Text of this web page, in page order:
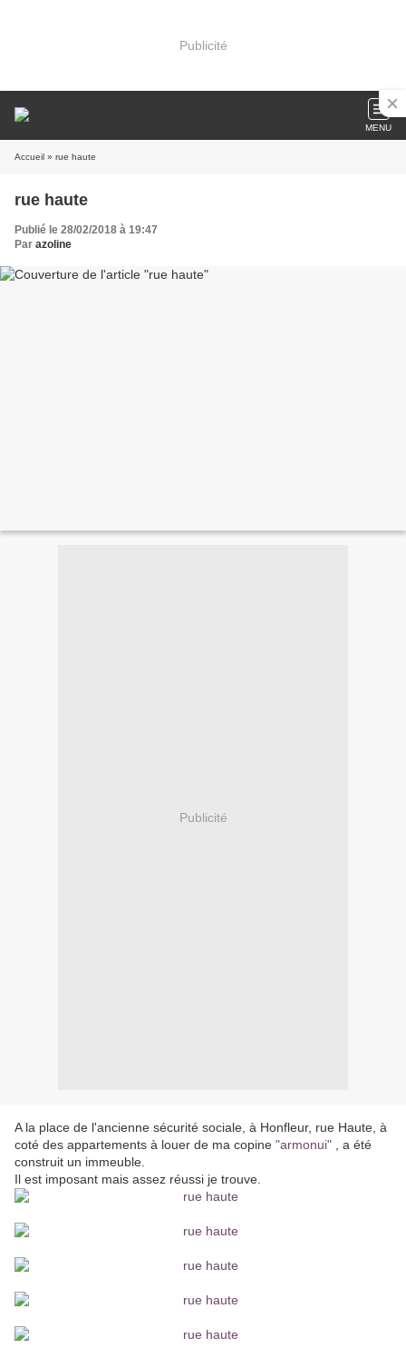
Publicité
MENU
Accueil » rue haute
rue haute
Publié le 28/02/2018 à 19:47
Par azoline
Publicité
A la place de l'ancienne sécurité sociale, à Honfleur, rue Haute, à
coté des appartements à louer de ma copine "armonui"
, a été
construit un immeuble.
Il est imposant mais assez réussi je trouve.